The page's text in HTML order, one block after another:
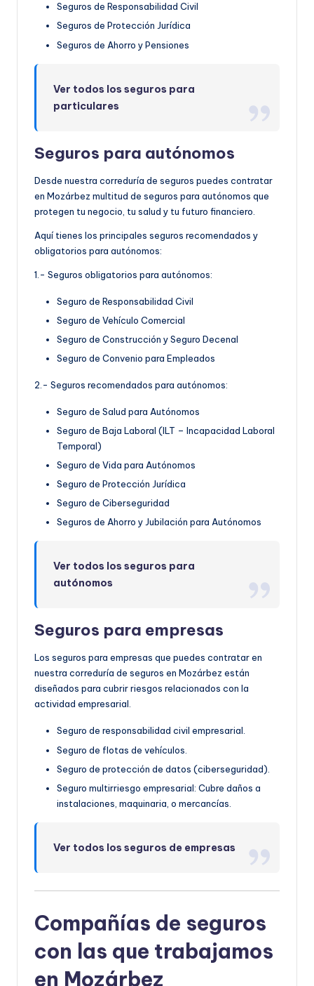
Seguros de Responsabilidad Civil
Seguros de Protección Jurídica
Seguros de Ahorro y Pensiones
Ver todos los seguros para
particulares
Seguros para autónomos
Desde nuestra correduría de seguros puedes contratar
en Mozárbez multitud de seguros para autónomos que
protegen tu negocio, tu salud y tu futuro financiero.
Aquí tienes los principales seguros recomendados y
obligatorios para autónomos:
1.- Seguros obligatorios para autónomos:
Seguro de Responsabilidad Civil
Seguro de Vehículo Comercial
Seguro de Construcción y Seguro Decenal
Seguro de Convenio para Empleados
2.- Seguros recomendados para autónomos:
Seguro de Salud para Autónomos
Seguro de Baja Laboral (ILT – Incapacidad Laboral
Temporal)
Seguro de Vida para Autónomos
Seguro de Protección Jurídica
Seguro de Ciberseguridad
Seguros de Ahorro y Jubilación para Autónomos
Ver todos los seguros para
autónomos
Seguros para empresas
Los seguros para empresas que puedes contratar en
nuestra correduría de seguros en Mozárbez están
diseñados para cubrir riesgos relacionados con la
actividad empresarial.
Seguro de responsabilidad civil empresarial.
Seguro de flotas de vehículos.
Seguro de protección de datos (ciberseguridad).
Seguro multirriesgo empresarial: Cubre daños a
instalaciones, maquinaria, o mercancías.
Ver todos los seguros de empresas
Compañías de seguros
con las que trabajamos
en Mozárbez